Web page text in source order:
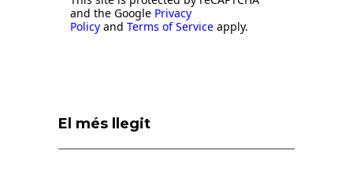
and the Google Privacy
Policy and Terms of Service apply.
El més llegit